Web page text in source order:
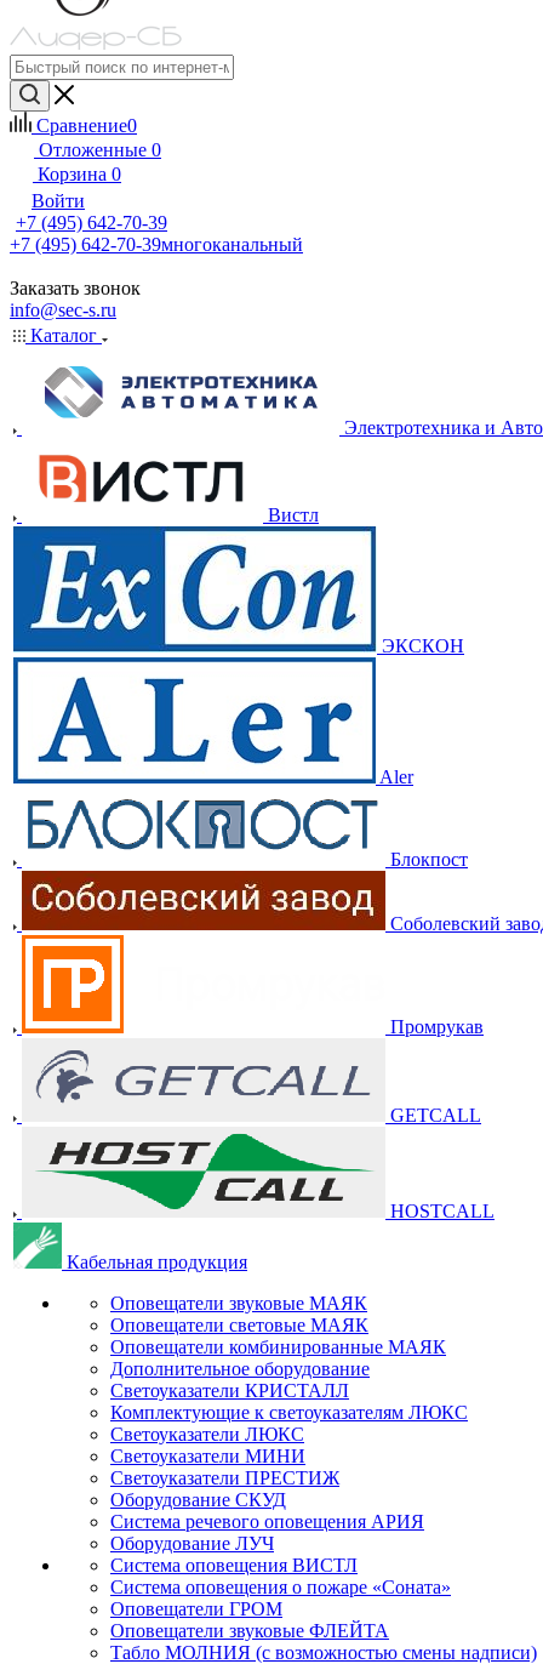
Сравнение0
Отложенные 0
Корзина 0
Войти
+7 (495) 642-70-39
+7 (495) 642-70-39многоканальный
Заказать звонок
info@sec-s.ru
Каталог
Электротехника и
Вистл
ЭКСКОН
Aler
Блокпост
Соболевский
Промрукав
GETCALL
HOSTCALL
Кабельная продукция
Оповещатели звуковые МАЯК
Оповещатели световые МАЯК
Оповещатели комбинированные МАЯК
Дополнительное оборудование
Светоуказатели КРИСТАЛЛ
Комплектующие к светоуказателям ЛЮКС
Светоуказатели ЛЮКС
Светоуказатели МИНИ
Светоуказатели ПРЕСТИЖ
Оборудование СКУД
Система речевого оповещения АРИЯ
Оборудование ЛУЧ
Система оповещения ВИСТЛ
Система оповещения о пожаре «Соната»
Оповещатели ГРОМ
Оповещатели звуковые ФЛЕЙТА
Табло МОЛНИЯ (с возможностью смены надписи)